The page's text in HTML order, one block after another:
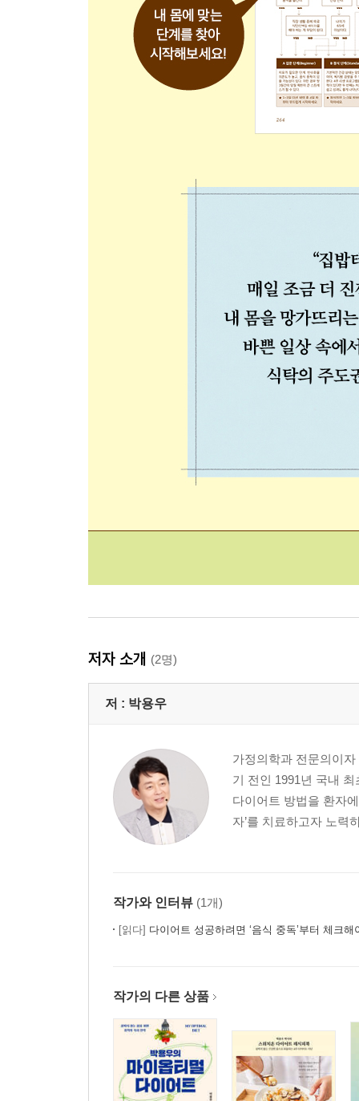
저자 소개 (2명)
저 : 박용우
가정의학과 전문의이자
기 전인 1991년 국내
다이어트 방법을 환자
자’를 치료하고자 노력
작가와 인터뷰 (1개)
[읽다] 다이어트 성공하려면 ‘음식 중독’부터 체크해
작가의 다른 상품